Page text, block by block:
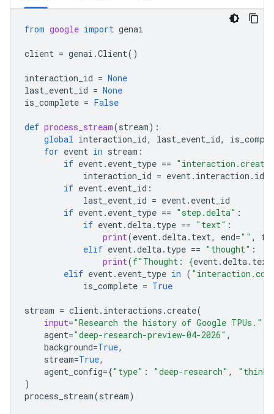
from google import genai
client = genai .Client()
interaction_id = None
last_event_id = None
is_complete = False
def process_stream(stream):
global interaction_id, last_event_id,
for event in stream :
if event. event_type ==
interaction_id = event. interaction . id
if event. event_id :
last_event_id = event. event_id
if event. event_type == "step.delta" :
if event.delta. type == "text" :
print(event.delta. text, end="" ,
elif event.delta. type == "thought" :
print(f"Thought: {event.delta. text
elif event. event_type in (
is_complete = True
stream = client. interactions .create(
input="Research the history of Google TPUs."
agent="deep-research-preview-04-2026" ,
background=True,
stream=True,
agent_config={"type" : "deep-research" ,
)
process_stream(stream)